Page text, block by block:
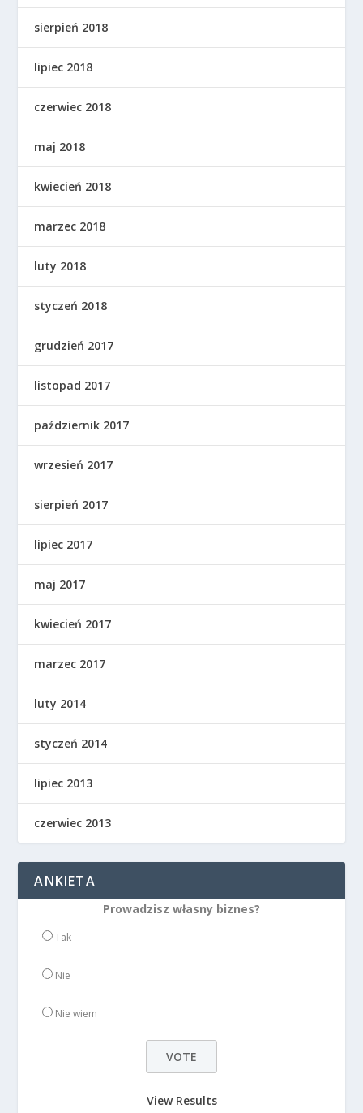
sierpień 2018
lipiec 2018
czerwiec 2018
maj 2018
kwiecień 2018
marzec 2018
luty 2018
styczeń 2018
grudzień 2017
listopad 2017
październik 2017
wrzesień 2017
sierpień 2017
lipiec 2017
maj 2017
kwiecień 2017
marzec 2017
luty 2014
styczeń 2014
lipiec 2013
czerwiec 2013
ANKIETA
Prowadzisz własny biznes?
Tak
Nie
Nie wiem
View Results